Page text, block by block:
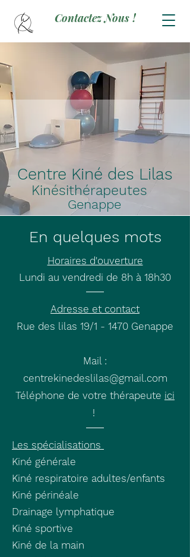
Contactez Nous !
Centre Kiné des Lilas
Kinésithérapeutes
Genappe
En quelques mots
Horaires d'ouverture
Lundi au vendredi de 8h à 18h30
Adresse et contact
Rue des lilas 19/1 - 1470 Genappe
Mail :
centrekinedeslilas@gmail.com
Téléphone de votre thérapeute ici
!
Les spécialisations
Kiné générale
Kiné respiratoire adultes/enfants
Kiné périnéale
Drainage lymphatique
Kiné sportive
Kiné de la main